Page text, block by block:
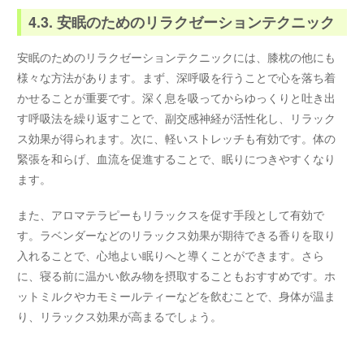
4.3. 安眠のためのリラクゼーションテクニック
安眠のためのリラクゼーションテクニックには、膝枕の他にも
様々な方法があります。まず、深呼吸を行うことで心を落ち着
かせることが重要です。深く息を吸ってからゆっくりと吐き出
す呼吸法を繰り返すことで、副交感神経が活性化し、リラック
ス効果が得られます。次に、軽いストレッチも有効です。体の
緊張を和らげ、血流を促進することで、眠りにつきやすくなり
ます。
また、アロマテラピーもリラックスを促す手段として有効で
す。ラベンダーなどのリラックス効果が期待できる香りを取り
入れることで、心地よい眠りへと導くことができます。さら
に、寝る前に温かい飲み物を摂取することもおすすめです。ホ
ットミルクやカモミールティーなどを飲むことで、身体が温ま
り、リラックス効果が高まるでしょう。